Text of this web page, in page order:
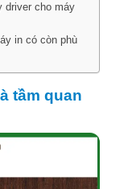
driver cho máy
in có còn phù
tầm quan